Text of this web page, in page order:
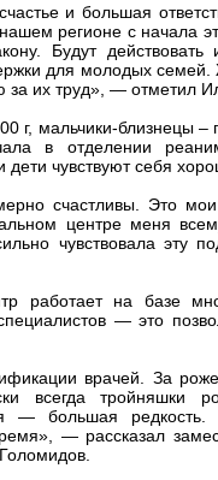
и большая
регионе с начала
Будут
для молодых
за их труд», — отметил
г, мальчики-близнецы
в отделении
чувствуют себя
счастливы. Это
центре меня
чувствовала эту
работает на базе
— это
врачей. За
всегда тройняшки
— большая
— рассказал